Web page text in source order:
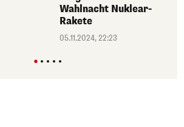
Wahlnacht Nuklear-
Rakete
05.11.2024, 22:23